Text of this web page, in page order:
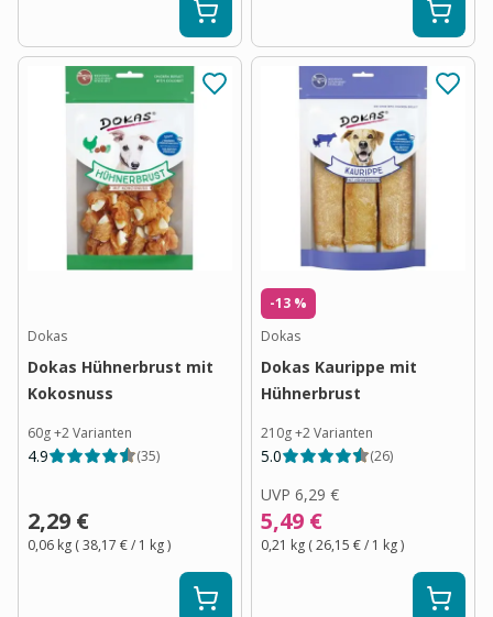
Dokas
Dokas Hühnerbrust mit
Kokosnuss
60g+2Varianten
4.9 (35)
2,29 €
0,06 kg (38,17 €/ 1 kg)
-13 %
Dokas
Dokas Kaurippe mit
Hühnerbrust
210g+2Varianten
5.0 (26)
UVP 6,29 €
5,49 €
0,21 kg (26,15 €/ 1 kg)